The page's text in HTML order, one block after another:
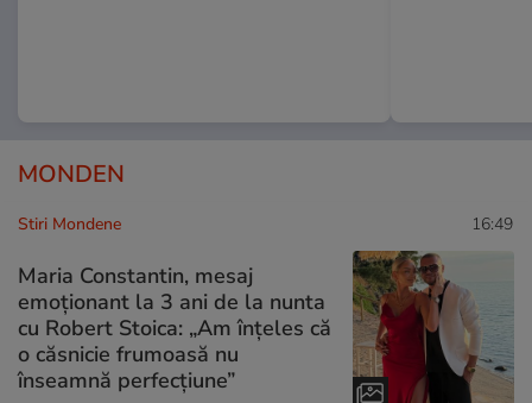
MONDEN
Stiri Mondene 16:49
Maria Constantin, mesaj
emoționant la 3 ani de la nunta
cu Robert Stoica: „Am înțeles că
o căsnicie frumoasă nu
înseamnă perfecțiune”